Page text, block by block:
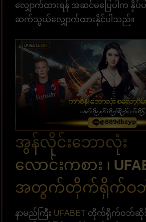
လျှောက်ထားရန် အဆင်မပြေပါက နှိပ်
ဆက်သွယ်လျှောက်ထားနိုင်ပါသည်။
အွန်လိုင်းဘောလုံး
လောင်းကစား ၊
အတွက်တိုက်ရိုက်ဝ
နာမည်ကြီး UFABET တိုက်ရိုက်ဝဘ်ဆိုဒ်